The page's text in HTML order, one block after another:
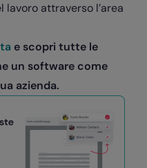
attraverso l’area
e scopri tutte le
un software come
azienda.